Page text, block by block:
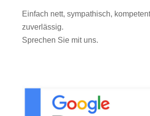
Einfach nett, sympathisch,
zuverlässig.
Sprechen Sie mit uns.